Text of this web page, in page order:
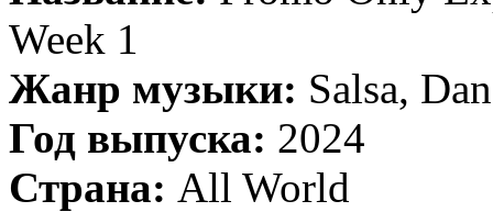
Week 1
Жанр музыки: Salsa,
Год выпуска: 2024
Страна: All World